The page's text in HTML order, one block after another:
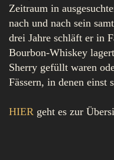
Zeitraum in
nach und nach sein
drei Jahre schläft er in
Bourbon-Whiskey
Sherry gefüllt waren
Fässern, in denen einst
HIER geht es zur